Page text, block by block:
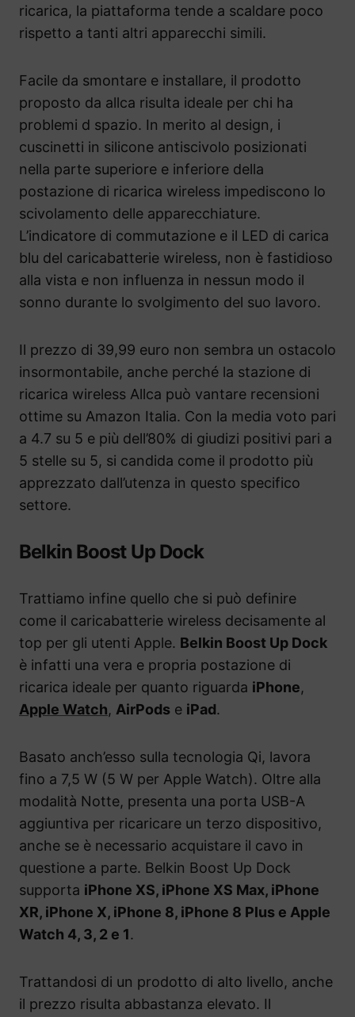
ricarica, la piattaforma tende a scaldare poco
rispetto a tanti altri apparecchi simili.
Facile da smontare e installare, il prodotto
proposto da allca risulta ideale per chi ha
problemi d spazio. In merito al design, i
cuscinetti in silicone antiscivolo posizionati
nella parte superiore e inferiore della
postazione di ricarica wireless impediscono lo
scivolamento delle apparecchiature.
L’indicatore di commutazione e il LED di carica
blu del caricabatterie wireless, non è fastidioso
alla vista e non influenza in nessun modo il
sonno durante lo svolgimento del suo lavoro.
Il prezzo di 39,99 euro non sembra un ostacolo
insormontabile, anche perché la stazione di
ricarica wireless Allca può vantare recensioni
ottime su Amazon Italia. Con la media voto pari
a 4.7 su 5 e più dell’80% di giudizi positivi pari a
5 stelle su 5, si candida come il prodotto più
apprezzato dall’utenza in questo specifico
settore.
Belkin Boost Up Dock
Trattiamo infine quello che si può definire
come il caricabatterie wireless decisamente al
top per gli utenti Apple. Belkin Boost Up Dock
è infatti una vera e propria postazione di
ricarica ideale per quanto riguarda iPhone,
Apple Watch, AirPods e iPad.
Basato anch’esso sulla tecnologia Qi, lavora
fino a 7,5 W (5 W per Apple Watch). Oltre alla
modalità Notte, presenta una porta USB-A
aggiuntiva per ricaricare un terzo dispositivo,
anche se è necessario acquistare il cavo in
questione a parte. Belkin Boost Up Dock
supporta iPhone XS, iPhone XS Max, iPhone
XR, iPhone X, iPhone 8, iPhone 8 Plus e Apple
Watch 4, 3, 2 e 1.
Trattandosi di un prodotto di alto livello, anche
il prezzo risulta abbastanza elevato. Il